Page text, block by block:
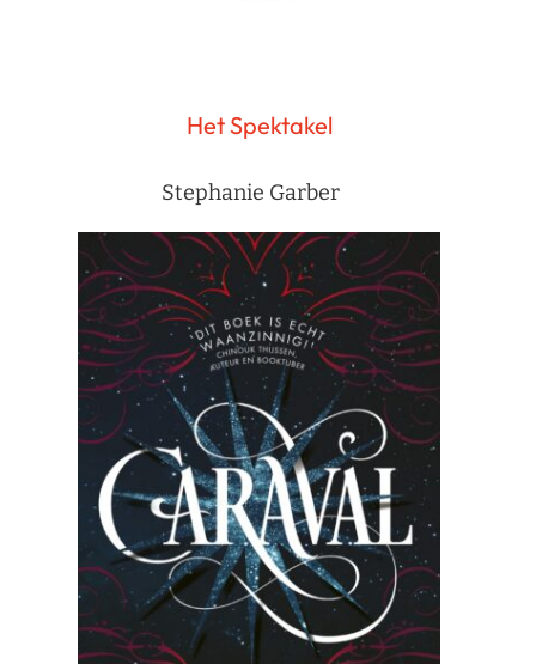
Het Spektakel
Stephanie Garber